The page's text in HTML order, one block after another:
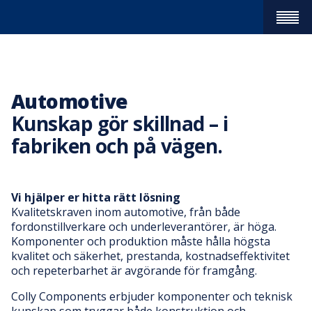
PRODUKTER
+
OM OSS
+
KVALITET MED KUNSKAP
HISTORIA
BRANSCHER
+
AUTOMOTIVE
ENERGI & HVAC
ENTREPRENAD
FÖRSVARSINDUSTRI
LASTBILSINDUSTRIN
MEDICINTEKNIK
OFFSHORE
PLASTINDUSTRI
TÅGINDUSTRI
VERKSTADSINDUSTRI
HÅLLBARHET
+
SOCIALT ANSVAR
ROHS OCH REACH
KONFLIKTMINERALER
SOLVATTEN
UTBILDNING
SERVICE
+
SERVICE AV HANDVERKTYG
SERVICE PÅ PLATS
KARRIÄR
NYHETER
+
ANMÄL DIG TILL VÅRT NYHETSBREV
KONTAKT
+
LEVERANSVILLKOR
Close
Automotive
Kunskap gör skillnad – i
fabriken och på vägen.
Vi hjälper er hitta rätt lösning
Kvalitetskraven inom automotive, från både
fordonstillverkare och underleverantörer, är höga.
Komponenter och produktion måste hålla högsta
kvalitet och säkerhet, prestanda, kostnadseffektivitet
och repeterbarhet är avgörande för framgång.
Colly Components erbjuder komponenter och teknisk